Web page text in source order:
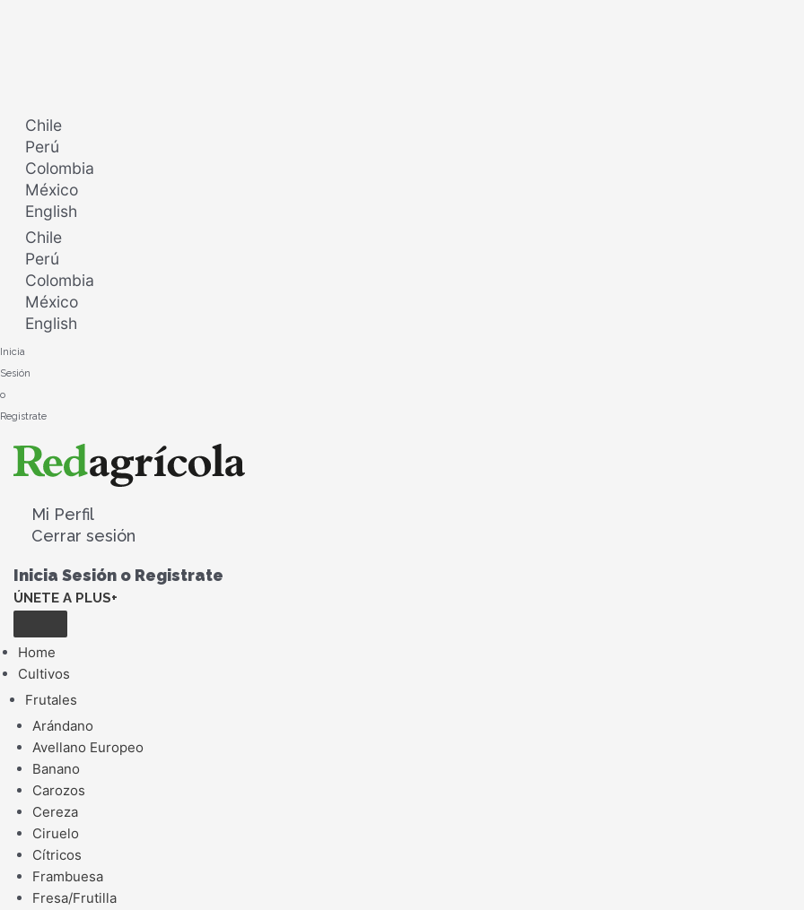
Chile
Perú
Colombia
México
English
Chile
Perú
Colombia
México
English
Inicia
Sesión
o
Registrate
Mi Perfil
Cerrar sesión
Inicia Sesión o Registrate
ÚNETE A PLUS+
Home
Cultivos
Frutales
Arándano
Avellano Europeo
Banano
Carozos
Cereza
Ciruelo
Cítricos
Frambuesa
Fresa/Frutilla